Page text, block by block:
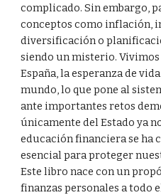
complicado. Sin embargo,
conceptos como inflación,
diversificación o
siendo un misterio. Vivimos
España, la esperanza de
mundo, lo que pone al
ante importantes retos
únicamente del Estado ya
educación financiera se ha
esencial para proteger
Este libro nace con un
finanzas personales a todo